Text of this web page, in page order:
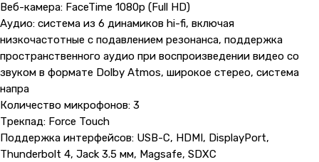
Веб-камера: FaceTime 1080p (Full HD)
Аудио: система из 6 динамиков hi-fi, включая
низкочастотные с подавлением резонанса, поддержка
пространственного аудио при воспроизведении видео со
звуком в формате Dolby Atmos, широкое стерео, система
напра
Количество микрофонов: 3
Трекпад: Force Touch
Поддержка интерфейсов: USB-C, HDMI, DisplayPort,
Thunderbolt 4, Jack 3.5 мм, Magsafe, SDXC